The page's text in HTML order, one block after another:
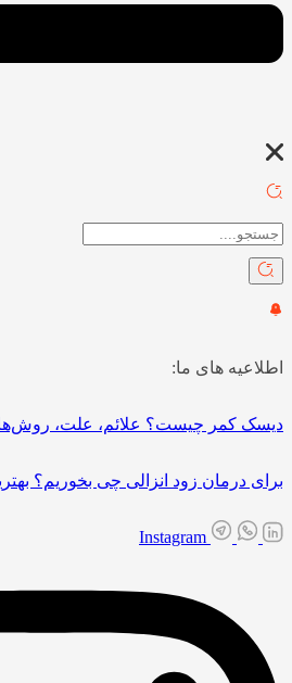
اطلاعیه های ما:
دیسک کمر چیست؟ علائم، علت،
برای درمان زود انزالی چی بخوریم؟
Instagram